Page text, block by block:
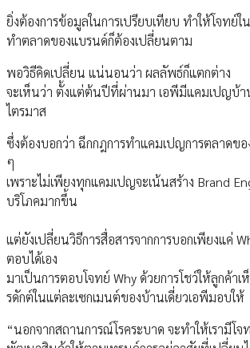
ยิ่งต้องการข้อมูลในการเปรียบเทียบ ทำให้โจทย์ใ
ทำตลาดของแบรนด์ก็ต้องเปลี่ยนตาม
พอวิธีคิดเปลี่ยน แน่นอนว่า ผลลัพธ์ก็แตกต่าง
จะเห็นว่า ตั้งแต่ต้นปีที่ผ่านมา เอพีมีแคมเปญบ้า
ไตรมาส
ซึ่งต้องบอกว่า ฉีกกฎการทำแคมเปญการตลาดขอ
ๆ
เพราะไม่เพียงทุกแคมเปญจะเน้นสร้าง Brand
บริโภคมากขึ้น
แต่ยังเปลี่ยนวิธีการสื่อสารจากการบอกเพียงแค่
ตอบได้เอง
มาเป็นการตอบโจทย์ Why ด้วยการโชว์ให้ลูกค้า
รดักต์ในแต่ละเซกเมนต์ของบ้านเดี่ยวเอพีมอบให้
“นอกจากสถานการณ์โรคระบาด จะทำให้เรามีโ